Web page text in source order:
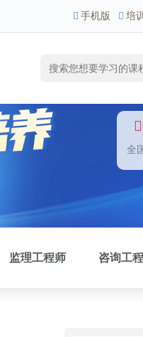
手机版 培
全
监理工程师 咨询工